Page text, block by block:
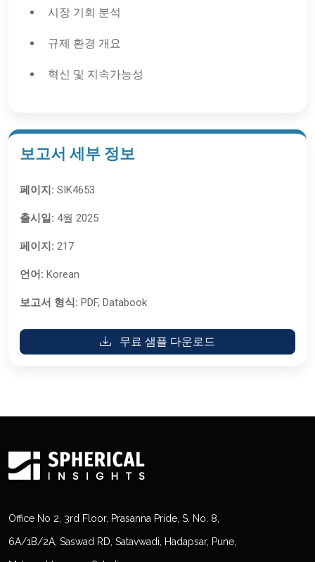
시장 기회 분석
규제 환경 개요
혁신 및 지속가능성
보고서 세부 정보
페이지: SIK4653
출시일: 4월 2025
페이지: 217
언어: Korean
보고서 형식: PDF, Databook
무료 샘플 다운로드
Office No 2, 3rd Floor, Prasanna Pride, S. No. 8,
6A/1B/2A, Saswad RD, Satavwadi, Hadapsar, Pune,